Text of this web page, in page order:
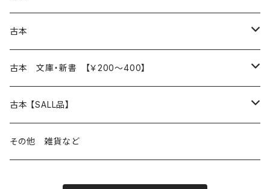
本 の あれこれ
読書のこと
本屋のこと
文芸
近代小説 エッセイ 戯曲（日本人作家）
現代小説 エッセイ 戯曲（日本人作家）
日々 の できこと
日常の 風景 群像
生き方 ライフスタイル
古本
本 の あれこれ
読書のこと
本屋のこと
日本文学
小説 エッセイ 戯曲（日本人作家）
海外文学
古本 文庫・新書 【￥200～400】
日本文学
小説 エッセイ 戯曲
海外文学
古本 【SALL品】
20％OFF
その他 雑貨など